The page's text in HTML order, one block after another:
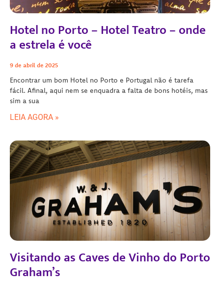
Hotel no Porto – Hotel Teatro – onde
a estrela é você
9 de abril de 2025
Encontrar um bom Hotel no Porto e Portugal não é tarefa
fácil. Afinal, aqui nem se enquadra a falta de bons hotéis, mas
sim a sua
LEIA AGORA »
Visitando as Caves de Vinho do Porto
Graham’s